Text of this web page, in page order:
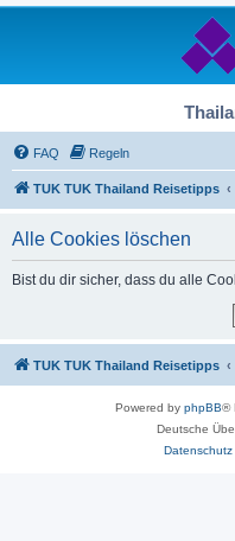
FAQ Regeln
TUK TUK Thailand Reisetipps
Alle Cookies löschen
Bist du dir sicher, dass du alle
TUK TUK Thailand Reisetipps
Powered by phpBB®
Deutsche
Datenschutz